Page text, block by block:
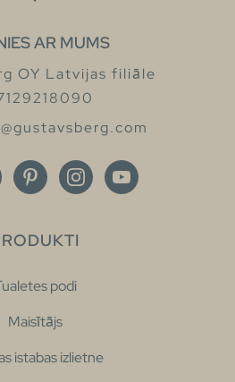
AR MUMS
OY Latvijas filiāle
podi
Maisītājs
istabas izlietne